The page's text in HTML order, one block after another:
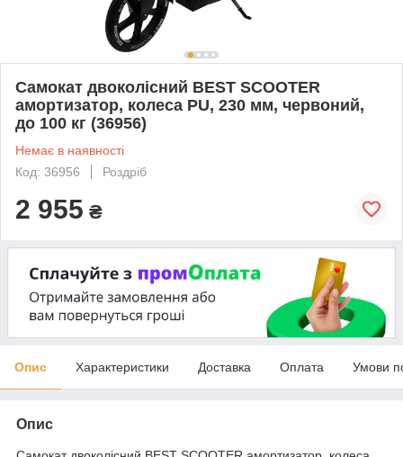
Самокат двоколісний BEST SCOOTER
амортизатор, колеса PU, 230 мм, червоний,
до 100 кг (36956)
Немає в наявності
Код: 36956
Роздріб
2 955 ₴
Опис Характеристики Доставка Оплата Умови
Опис